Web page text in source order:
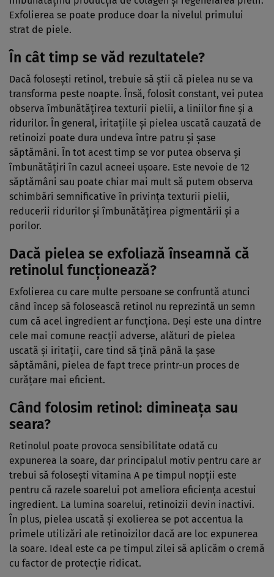
Exfolierea se poate produce doar la nivelul primului
strat de piele.
În cât timp se văd rezultatele?
Dacă foloseşti retinol, trebuie să ştii că pielea nu se va
transforma peste noapte. Însă, folosit constant, vei putea
observa îmbunătăţirea texturii pielii, a liniilor fine şi a
ridurilor. În general, iritaţiile şi pielea uscată cauzată de
retinoizi poate dura undeva între patru şi şase
săptămâni. În tot acest timp se vor putea observa şi
îmbunătăţiri în cazul acneei uşoare. Este nevoie de 12
săptămâni sau poate chiar mai mult să putem observa
schimbări semnificative în privinţa texturii pielii,
reducerii ridurilor şi îmbunătăţirea pigmentării şi a
porilor.
Dacă pielea se exfoliază înseamnă că
retinolul funcţionează?
Exfolierea cu care multe persoane se confruntă atunci
când încep să folosească retinol nu reprezintă un semn
cum că acel ingredient ar funcţiona. Deşi este una dintre
cele mai comune reacţii adverse, alături de pielea
uscată şi iritaţii, care tind să ţină până la şase
săptămâni, pielea de fapt trece printr-un proces de
curăţare mai eficient.
Când folosim retinol: dimineaţa sau
seara?
Retinolul poate provoca sensibilitate odată cu
expunerea la soare, dar principalul motiv pentru care ar
trebui să foloseşti vitamina A pe timpul nopţii este
pentru că razele soarelui pot ameliora eficienţa acestui
ingredient. La lumina soarelui, retinoizii devin inactivi.
În plus, pielea uscată şi exolierea se pot accentua la
primele utilizări ale retinoizilor dacă are loc expunerea
la soare. Ideal este ca pe timpul zilei să aplicăm o cremă
cu factor de protecţie ridicat.